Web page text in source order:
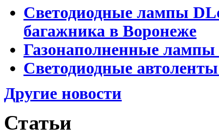
Светодиодные лампы
багажника в Воронеже
Газонаполненные
Светодиодные
Другие новости
Статьи